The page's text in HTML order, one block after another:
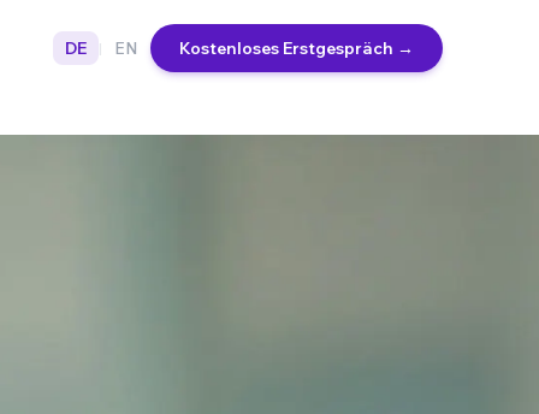
DE | EN Kostenloses Erstgespräch →